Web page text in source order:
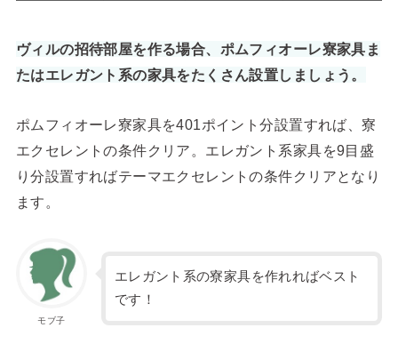
ヴィルの招待部屋を作る場合、ポムフィオーレ寮家具ま
たはエレガント系の家具をたくさん設置しましょう。
ポムフィオーレ寮家具を401ポイント分設置すれば、寮
エクセレントの条件クリア。エレガント系家具を9目盛
り分設置すればテーマエクセレントの条件クリアとなり
ます。
モブ子
エレガント系の寮家具を作れればベスト
です！